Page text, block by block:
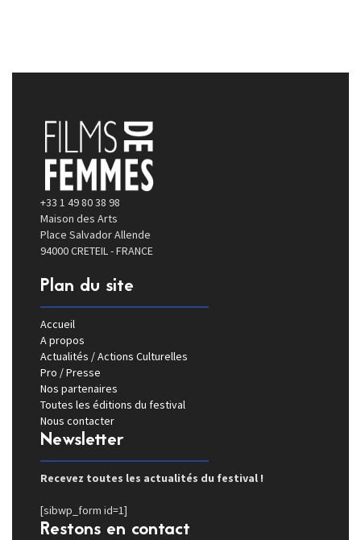
+33 1 49 80 38 98
Maison des Arts
Place Salvador Allende
94000 CRETEIL - FRANCE
Plan du site
Accueil
A propos
Actualités / Actions Culturelles
Pro / Presse
Nos partenaires
Toutes les éditions du festival
Nous contacter
Newsletter
Recevez toutes les actualités du festival !
[sibwp_form id=1]
Restons en contact